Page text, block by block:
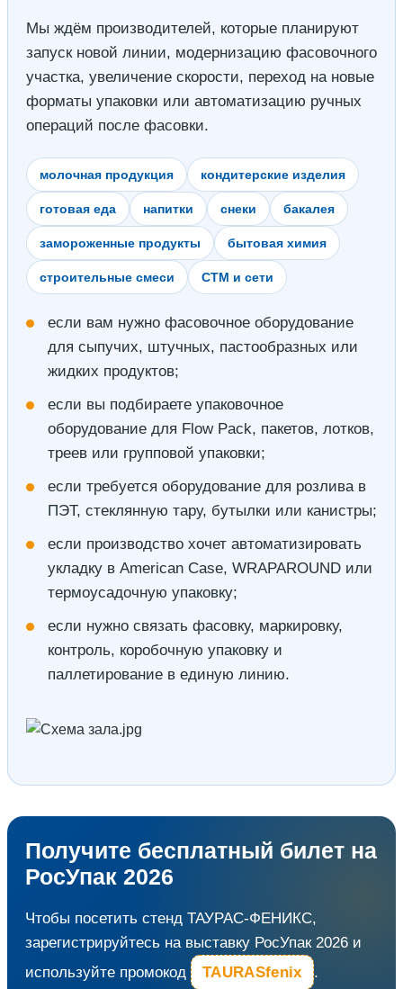
Мы ждём производителей, которые планируют
запуск новой линии, модернизацию фасовочного
участка, увеличение скорости, переход на новые
форматы упаковки или автоматизацию ручных
операций после фасовки.
молочная продукция кондитерские изделия
готовая еда напитки снеки бакалея
замороженные продукты бытовая химия
строительные смеси СТМ и сети
если вам нужно фасовочное оборудование
для сыпучих, штучных, пастообразных или
жидких продуктов;
если вы подбираете упаковочное
оборудование для Flow Pack, пакетов, лотков,
треев или групповой упаковки;
если требуется оборудование для розлива в
ПЭТ, стеклянную тару, бутылки или канистры;
если производство хочет автоматизировать
укладку в American Case, WRAPAROUND или
термоусадочную упаковку;
если нужно связать фасовку, маркировку,
контроль, коробочную упаковку и
паллетирование в единую линию.
Получите бесплатный билет на
РосУпак 2026
Чтобы посетить стенд ТАУРАС-ФЕНИКС,
зарегистрируйтесь на выставку РосУпак 2026 и
используйте промокод
TAURASfenix .